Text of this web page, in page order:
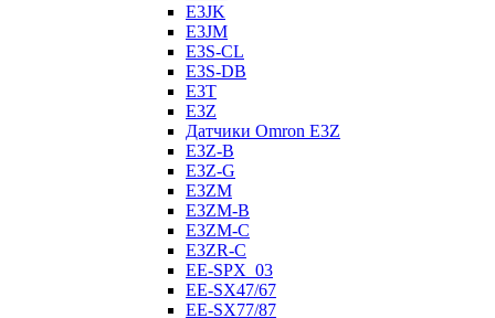
E3JK
E3JM
E3S-CL
E3S-DB
E3T
E3Z
Датчики Omron E3Z
E3Z-B
E3Z-G
E3ZM
E3ZM-B
E3ZM-C
E3ZR-C
EE-SPX_03
EE-SX47/67
EE-SX77/87